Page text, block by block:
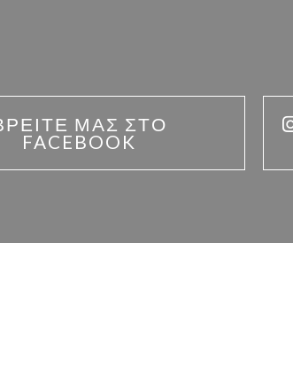
ΜΑΣ ΣΤΟ
FACEBOOK